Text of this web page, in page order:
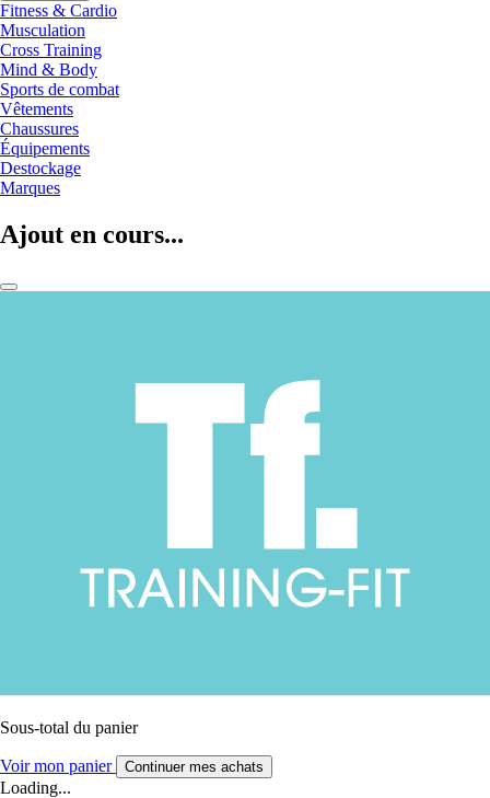
Fitness & Cardio
Musculation
Cross Training
Mind & Body
Sports de combat
Vêtements
Chaussures
Équipements
Destockage
Marques
Ajout en cours...
Sous-total du panier
Voir mon panier Continuer mes achats
Loading...